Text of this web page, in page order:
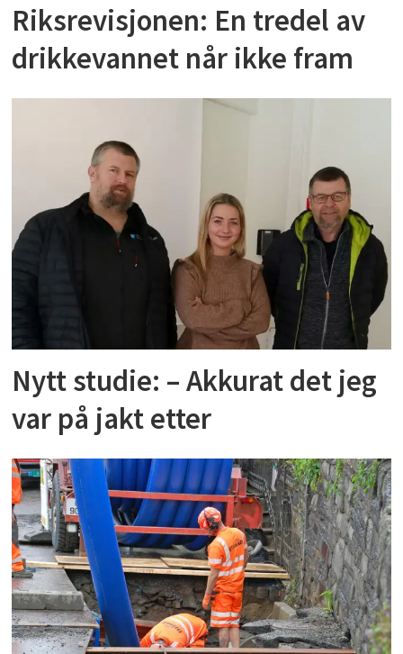
Riksrevisjonen: En tredel av
drikkevannet når ikke fram
Nytt studie: – Akkurat det jeg
var på jakt etter